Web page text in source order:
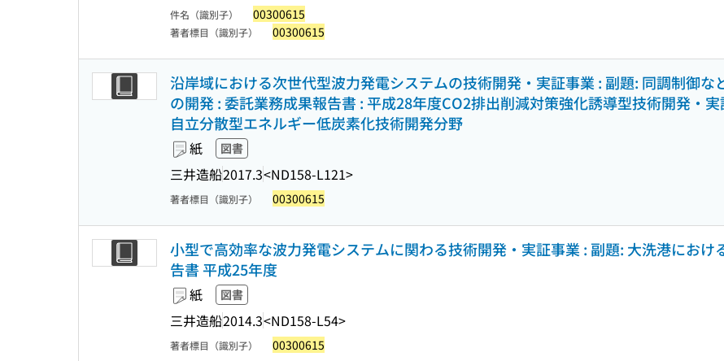
件名（識別子） 00300615
著者標目（識別子） 00300615
沿岸域における次世代型波力発電システムの技術開発・実証事業 : 副題: 同調制御な
の開発 : 委託業務成果報告書 : 平成28年度CO2排出削減対策強化誘導型技術開発・
自立分散型エネルギー低炭素化技術開発分野
紙 図書
三井造船2017.3<ND158-L121>
著者標目（識別子） 00300615
小型で高効率な波力発電システムに関わる技術開発・実証事業 : 副題: 大洗港におけ
告書 平成25年度
紙 図書
三井造船2014.3<ND158-L54>
著者標目（識別子） 00300615